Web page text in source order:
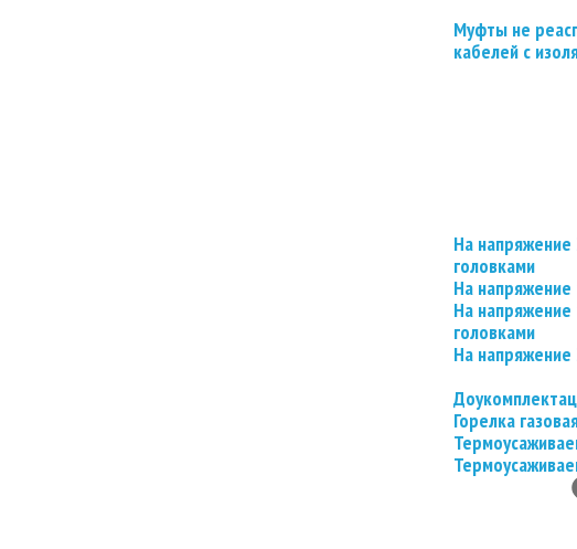
Муфты не
кабелей с
На
головками
На напряжение
На
головками
На напряжение
Горелка